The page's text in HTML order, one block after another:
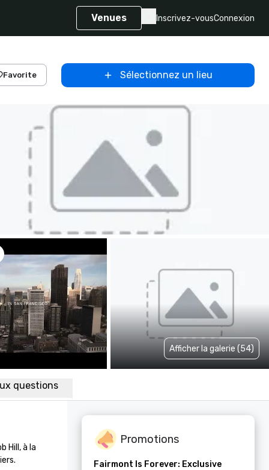
Venues Inscrivez-vousConnexion
Favorite Sélectionnez un lieu
Afficher la galerie (54)
questions
Hill, à la
Promotions
Fairmont Is Forever: Exclusive